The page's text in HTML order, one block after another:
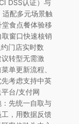
DSS认证）与
配多元场景触
食点餐体验移
窗口快速核销
门店实时数
转型无需激
单更新流程、
考虑支持中英
台/支付网
先统一自取与
，用数据反馈